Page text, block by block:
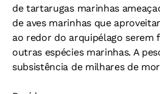
de tartarugas marinhas
de aves marinhas que
ao redor do arquipélago serem
outras espécies marinhas. A
subsistência de milhares de